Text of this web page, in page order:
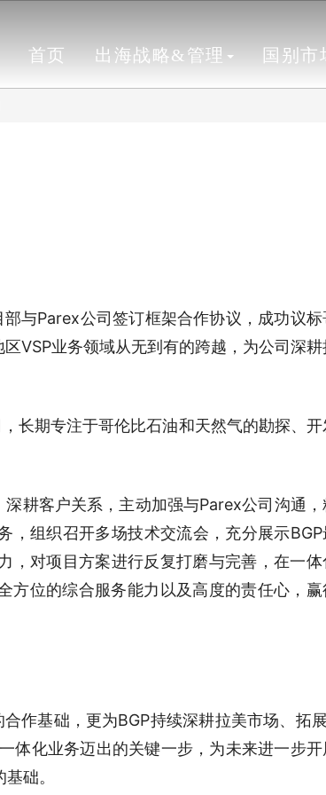
首页 出海战略&管理 国别市
与Parex公司签订框架合作协议，成功议标
VSP业务领域从无到有的跨越，为公司深耕
长期专注于哥伦比石油和天然气的勘探、开
耕客户关系，主动加强与Parex公司沟通，
，组织召开多场技术交流会，充分展示BGP
，对项目方案进行反复打磨与完善，在一体
方位的综合服务能力以及高度的责任心，赢
作基础，更为BGP持续深耕拉美市场、拓
体化业务迈出的关键一步，为未来进一步开
础。